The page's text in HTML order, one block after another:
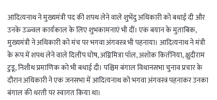
आदित्यनाथ ने मुख्यमंत्री पद की शपथ लेने वाले शुभेंदु अधिकारी को बधाई दी और
उनके उज्ज्वल कार्यकाल के लिए शुभकामनाएं भी दीं। एक बयान के मुताबिक,
मुख्यमंत्री ने अधिकारी को मंच पर भगवा अंगवस्त्र भी पहनाया। आदित्यनाथ ने मंत्री
के रूप में शपथ लेने वाले दिलीप घोष, अग्निमित्रा पॉल, अशोक किर्तनिया, क्षुदीराम
टुडू, निशीथ प्रमाणिक को भी बधाई दी। पश्चिम बंगाल विधानसभा चुनाव प्रचार के
दौरान अधिकारी ने एक जनसभा में आदित्यनाथ को भगवा अंगवस्त्र पहनाकर उनका
बंगाल की धरती पर स्वागत किया था।